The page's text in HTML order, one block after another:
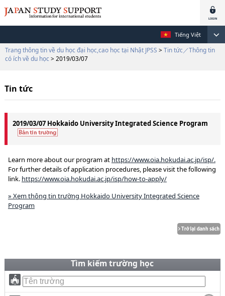
Tiếng Việt
Trang thông tin về du học đại học,cao học tại Nhật JPSS > Tin tức／Thông tin
có ích về du học > 2019/03/07
Tin tức
2019/03/07 Hokkaido University Integrated Science Program
Learn more about our program at https://www.oia.hokudai.ac.jp/isp/.
For further details of application procedures, please visit the following
link. https://www.oia.hokudai.ac.jp/isp/how-to-apply/
» Xem thông tin trường Hokkaido University Integrated Science
Program
Tìm kiếm trường học